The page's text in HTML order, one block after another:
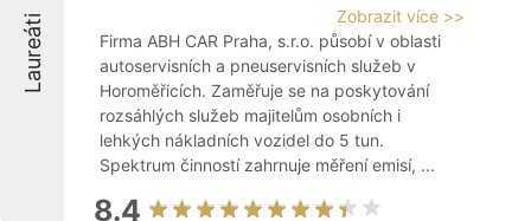
Laureáti
Zobrazit více >>
Firma ABH CAR Praha, s.r.o. působí v oblasti
autoservisních a pneuservisních služeb v
Horoměřicích. Zaměřuje se na poskytování
rozsáhlých služeb majitelům osobních i
lehkých nákladních vozidel do 5 tun.
Spektrum činností zahrnuje měření emisí, ...
8.4